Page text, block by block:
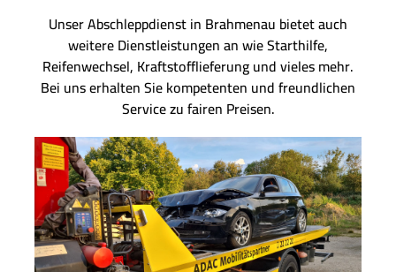
Unser Abschleppdienst in Brahmenau bietet auch
weitere Dienstleistungen an wie Starthilfe,
Reifenwechsel, Kraftstofflieferung und vieles mehr.
Bei uns erhalten Sie kompetenten und freundlichen
Service zu fairen Preisen.